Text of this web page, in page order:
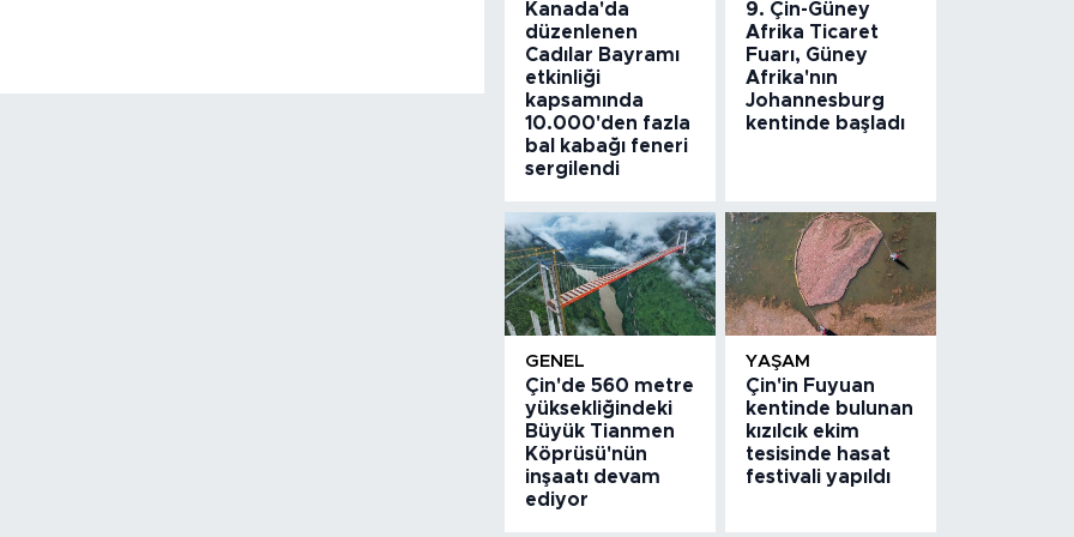
Kanada'da
düzenlenen
Cadılar Bayramı
etkinliği
kapsamında
10.000'den fazla
bal kabağı feneri
sergilendi
9. Çin-Güney
Afrika Ticaret
Fuarı, Güney
Afrika'nın
Johannesburg
kentinde başladı
GENEL
Çin'de 560 metre
yüksekliğindeki
Büyük Tianmen
Köprüsü'nün
inşaatı devam
ediyor
YAŞAM
Çin'in Fuyuan
kentinde bulunan
kızılcık ekim
tesisinde hasat
festivali yapıldı